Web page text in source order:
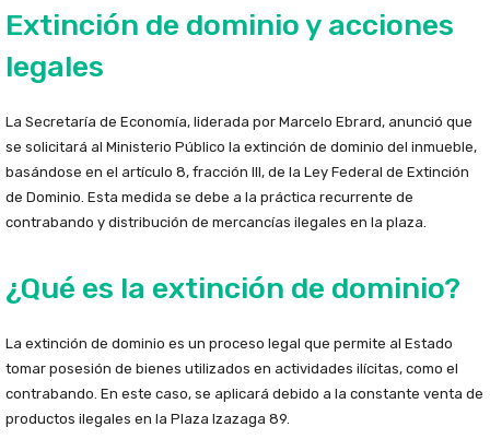
Extinción de dominio y acciones
legales
La Secretaría de Economía, liderada por Marcelo Ebrard, anunció que
se solicitará al Ministerio Público la extinción de dominio del inmueble,
basándose en el artículo 8, fracción III, de la Ley Federal de Extinción
de Dominio. Esta medida se debe a la práctica recurrente de
contrabando y distribución de mercancías ilegales en la plaza.
¿Qué es la extinción de dominio?
La extinción de dominio es un proceso legal que permite al Estado
tomar posesión de bienes utilizados en actividades ilícitas, como el
contrabando. En este caso, se aplicará debido a la constante venta de
productos ilegales en la Plaza Izazaga 89.